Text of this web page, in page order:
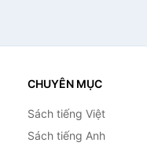
CHUYÊN MỤC
Sách tiếng Việt
Sách tiếng Anh